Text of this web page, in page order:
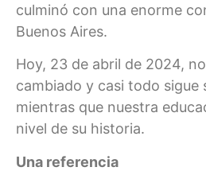
culminó con una enorme
Buenos Aires.
Hoy, 23 de abril de 2024,
cambiado y casi todo sigue
mientras que nuestra
nivel de su historia.
Una referencia